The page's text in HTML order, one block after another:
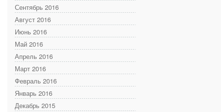
Сентябрь 2016
Август 2016
Июнь 2016
Май 2016
Апрель 2016
Март 2016
Февраль 2016
Январь 2016
Декабрь 2015